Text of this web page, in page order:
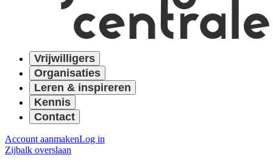
Vrijwilligers
Organisaties
Leren & inspireren
Kennis
Contact
Account aanmakenLog in
Zijbalk overslaan